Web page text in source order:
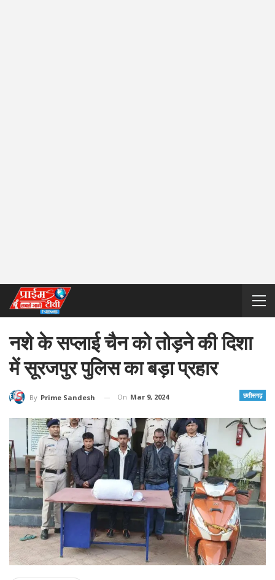
नशे के सप्लाई चैन को तोड़ने की दिशा
में सूरजपुर पुलिस का बड़ा प्रहार
छत्तीसगढ़
By Prime Sandesh On Mar 9, 2024